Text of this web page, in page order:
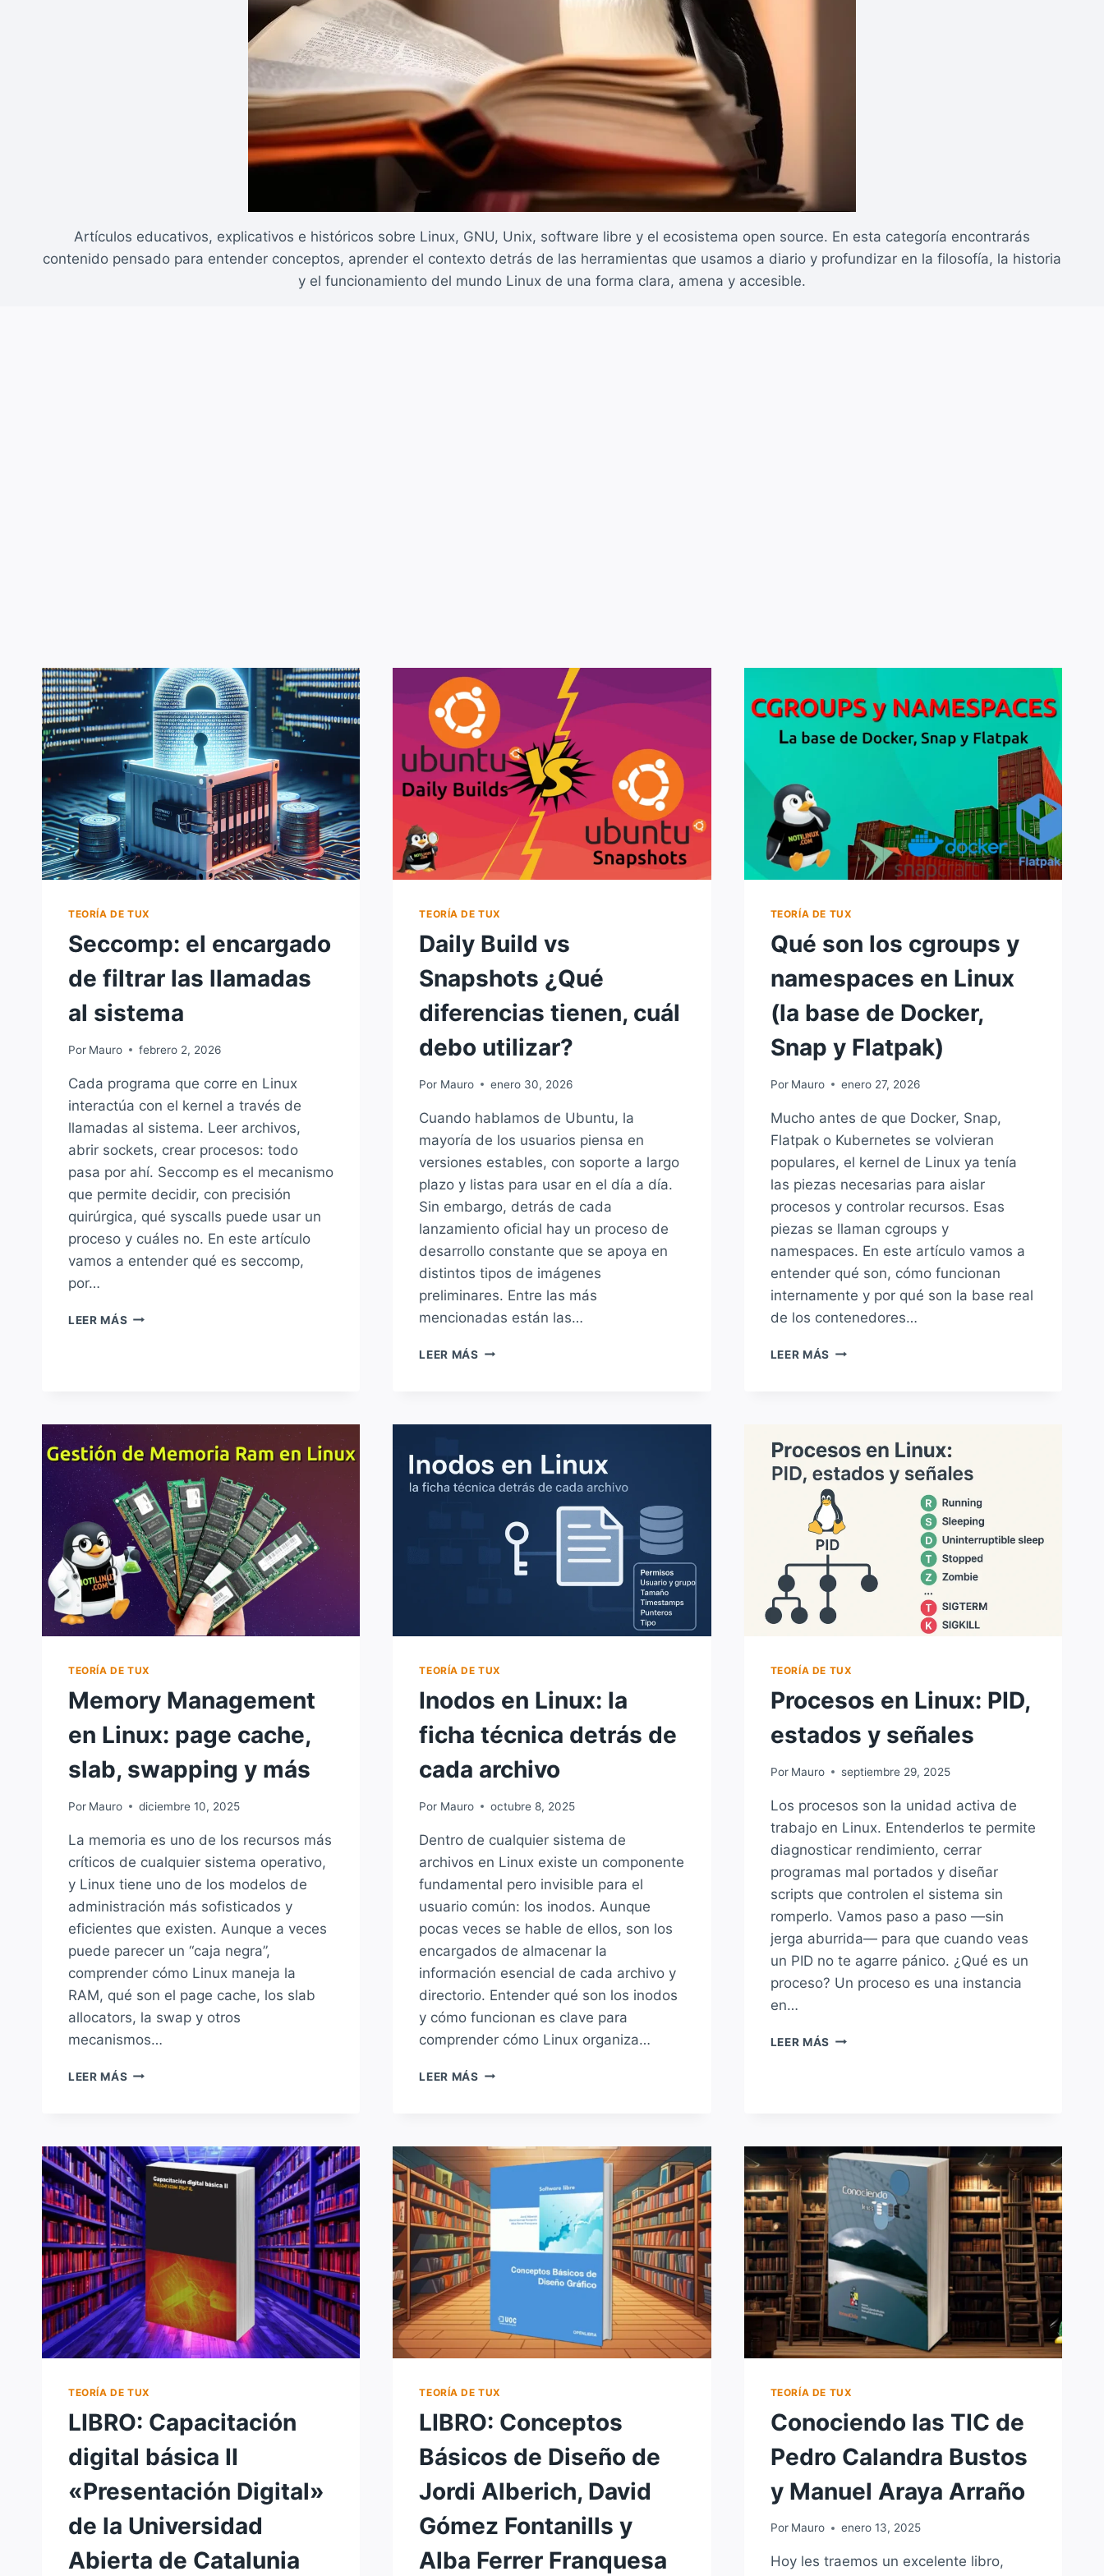
Artículos educativos, explicativos e históricos sobre Linux, GNU, Unix, software libre y el ecosistema open source. En esta categoría encontrarás
contenido pensado para entender conceptos, aprender el contexto detrás de las herramientas que usamos a diario y profundizar en la filosofía, la historia
y el funcionamiento del mundo Linux de una forma clara, amena y accesible.
TEORÍA DE TUX
Seccomp: el encargado
de filtrar las llamadas
al sistema
Por Mauro febrero 2, 2026
Cada programa que corre en Linux
interactúa con el kernel a través de
llamadas al sistema. Leer archivos,
abrir sockets, crear procesos: todo
pasa por ahí. Seccomp es el mecanismo
que permite decidir, con precisión
quirúrgica, qué syscalls puede usar un
proceso y cuáles no. En este artículo
vamos a entender qué es seccomp,
por…
LEER MÁS SECCOMP:
AL
SISTEMA
TEORÍA DE TUX
Daily Build vs
Snapshots ¿Qué
diferencias tienen, cuál
debo utilizar?
Por Mauro enero 30, 2026
Cuando hablamos de Ubuntu, la
mayoría de los usuarios piensa en
versiones estables, con soporte a largo
plazo y listas para usar en el día a día.
Sin embargo, detrás de cada
lanzamiento oficial hay un proceso de
desarrollo constante que se apoya en
distintos tipos de imágenes
preliminares. Entre las más
mencionadas están las…
LEER MÁS DAILY
CUÁL
DEBO
TEORÍA DE TUX
Qué son los cgroups y
namespaces en Linux
(la base de Docker,
Snap y Flatpak)
Por Mauro enero 27, 2026
Mucho antes de que Docker, Snap,
Flatpak o Kubernetes se volvieran
populares, el kernel de Linux ya tenía
las piezas necesarias para aislar
procesos y controlar recursos. Esas
piezas se llaman cgroups y
namespaces. En este artículo vamos a
entender qué son, cómo funcionan
internamente y por qué son la base real
de los contenedores…
LEER MÁS QUÉ
EN
LINUX
(LA
BASE
DE
DOCKER,
SNAP
Y
FLATPAK)
TEORÍA DE TUX
Memory Management
en Linux: page cache,
slab, swapping y más
Por Mauro diciembre 10, 2025
La memoria es uno de los recursos más
críticos de cualquier sistema operativo,
y Linux tiene uno de los modelos de
administración más sofisticados y
eficientes que existen. Aunque a veces
puede parecer un “caja negra”,
comprender cómo Linux maneja la
RAM, qué son el page cache, los slab
allocators, la swap y otros
mecanismos…
LEER MÁS MEMORY
CACHE,
SLAB,
SWAPPING
Y
MÁS
TEORÍA DE TUX
Inodos en Linux: la
ficha técnica detrás de
cada archivo
Por Mauro octubre 8, 2025
Dentro de cualquier sistema de
archivos en Linux existe un componente
fundamental pero invisible para el
usuario común: los inodos. Aunque
pocas veces se hable de ellos, son los
encargados de almacenar la
información esencial de cada archivo y
directorio. Entender qué son los inodos
y cómo funcionan es clave para
comprender cómo Linux organiza…
LEER MÁS INODOS
TÉCNICA
DETRÁS
DE
CADA
ARCHIVO
TEORÍA DE TUX
Procesos en Linux: PID,
estados y señales
Por Mauro septiembre 29, 2025
Los procesos son la unidad activa de
trabajo en Linux. Entenderlos te permite
diagnosticar rendimiento, cerrar
programas mal portados y diseñar
scripts que controlen el sistema sin
romperlo. Vamos paso a paso —sin
jerga aburrida— para que cuando veas
un PID no te agarre pánico. ¿Qué es un
proceso? Un proceso es una instancia
en…
LEER MÁS PROCESOS
TEORÍA DE TUX
LIBRO: Capacitación
digital básica II
«Presentación Digital»
de la Universidad
Abierta de Catalunia
TEORÍA DE TUX
LIBRO: Conceptos
Básicos de Diseño de
Jordi Alberich, David
Gómez Fontanills y
Alba Ferrer Franquesa
TEORÍA DE TUX
Conociendo las TIC de
Pedro Calandra Bustos
y Manuel Araya Arraño
Por Mauro enero 13, 2025
Hoy les traemos un excelente libro,